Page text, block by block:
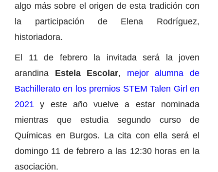
algo más sobre el origen de esta tradición con
la participación de Elena Rodríguez,
historiadora.
El 11 de febrero la invitada será la joven
arandina Estela Escolar, mejor alumna de
Bachillerato en los premios STEM Talen Girl en
2021 y este año vuelve a estar nominada
mientras que estudia segundo curso de
Químicas en Burgos. La cita con ella será el
domingo 11 de febrero a las 12:30 horas en la
asociación.